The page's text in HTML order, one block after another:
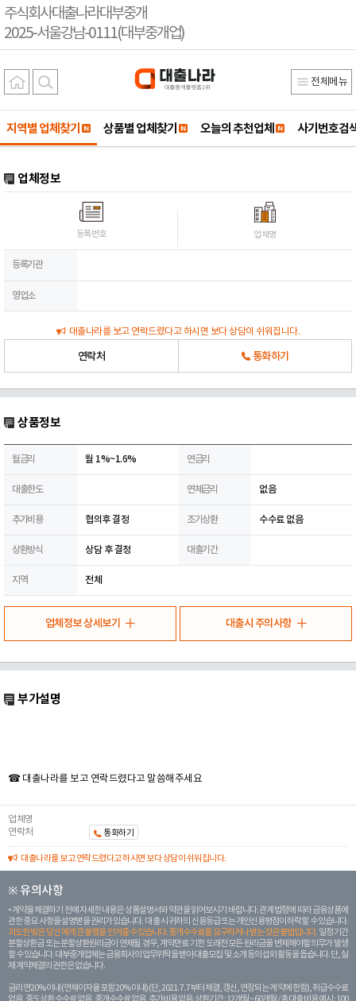
주식회사대출나라대부중개
2025-서울강남-0111(대부중개업)
전체메뉴
지역별 업체찾기 상품별 업체찾기 오늘의 추천업체 사기번호검
업체정보
등록번호 업체명
등록기관
영업소
대출나라를 보고 연락드렸다고 하시면 보다 상담이 쉬워집니다.
연락처 통화하기
상품정보
월금리 월 1%~1.6% 연금리
대출한도 연체금리 없음
추가비용 협의후 결정 조기상환 수수료 없음
상환방식 상담 후 결정 대출기간
지역 전체
업체정보 상세보기 대출시 주의사항
부가설명
☎ 대출나라를 보고 연락드렸다고 말씀해주세요
업체명
연락처
통화하기
대출나라를 보고 연락드렸다고 하시면 보다 상담이 쉬워집니다.
※ 유의사항
계약을 체결하기 전에 자세한 내용은 상품설명서와 약관을 읽어보시기 바랍니다. 관계 법령에 따라 금융상품에
관한 중요 사항을 설명받을 권리가 있습니다. 대 출 시 귀하의 신용등급 또는 개인신용평점이 하락할 수 있습니다.
과도한 빚은 당신 에게 큰 불행을 안겨줄 수 있습니다. 중개수수료를 요구하거나 받는 것은 불법입니다. 일정 기간
분할상환금 또는 분할상환원리금이 연체될 경우, 계약만료 기한 도래전 모든 원리금을 변제해야할 의무가 발생
할 수 있습니다. 대부중개업체는 금융회사의 업무위탁을 받아 대출모집 및 소개 등의 섭외 활동을 돕습니다. 단, 실
제 계약체결의 권한은 없습니다.
금리 연20% 이내 (연체이자율 포함 20% 이내) (단, 2021. 7. 7부터 체결, 갱신, 연장되는 계 약에 한함), 취급수수료